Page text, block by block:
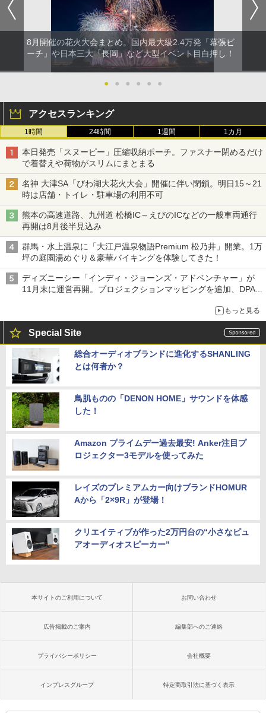
8月開催の花火大会まとめ。国内最大級2.4万発「幕張ビ
ーチ」や日本三大「長岡」など大型イベント目白押し！
● ● ● ● ● ●
アクセスランキング
1時間 24時間 1週間 1カ月
本日発売「スヌーピー」圧縮収納ポーチ。ファスナー閉めるだけ
で着替えや荷物がスリムにまとまる
名神 大津SA「びわ湖大花火大会」開催に伴い閉鎖。明日15～21
時は店舗・トイレ・駐車場の利用不可
熊本の高速道路、九州道 松橋IC～えびのICなどの一般車両通行
再開は8月後半見込み
群馬・水上温泉に「大江戸温泉物語Premium 松乃井」開業。1万
坪の庭園湯めぐり＆豪華バイキングを体験してきた！
ディズニーシー「インディ・ジョーンズ・アドベンチャー」が
11月末に運営再開。プロジェクションマッピングを追加、DPA
もっと見る
Special Site
総合オーディオブランドに進化するSHANLING
とは何者か？
鳥肌ものの「DENON HOME」サウンドを体感
した！
Amazon プライムデー過去最安! Anker注目プ
ロジェクター3モデルを使ってみた
レイズのプレミアムカー向けブランドHOMUR
Aから「2×9R」が登場！
クリエイティブが作った2万円台の“小さなピュ
アオーディオスピーカー”
本サイトのご利用について お問い合わせ
広告掲載のご案内 編集部へのご連絡
プライバシーポリシー 会社概要
インプレスグループ 特定商取引法に基づく表示